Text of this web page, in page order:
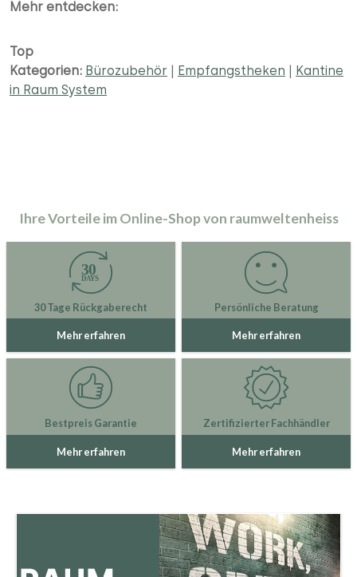
Mehr entdecken:
Top
Kategorien: Bürozubehör | Empfangstheken | Kantine
in Raum System
Ihre Vorteile im Online-Shop von raumweltenheiss
30 Tage Rückgaberecht
Mehr erfahren
Persönliche Beratung
Mehr erfahren
Bestpreis Garantie
Mehr erfahren
Zertifizierter Fachhändler
Mehr erfahren